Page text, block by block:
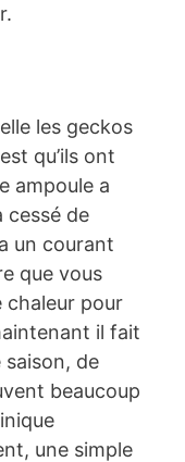
les geckos
qu’ils ont
ampoule a
cessé de
un courant
que vous
chaleur pour
il fait
de
beaucoup
une simple